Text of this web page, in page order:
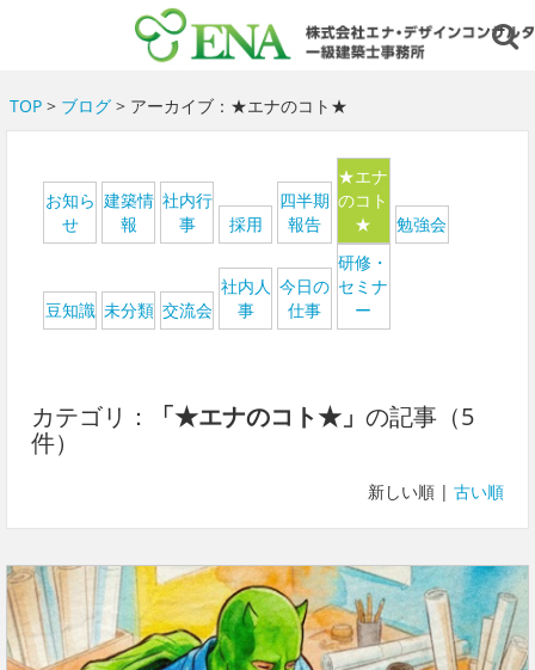
TOP> ブログ> アーカイブ：★エナのコト★
お知ら
せ
建築情
報
社内行
事
採用
四半期
報告
★エナ
のコト
★
勉強会
豆知識 未分類 交流会
社内人
事
今日の
仕事
研修・
セミナ
ー
カテゴリ： 「★エナのコト★」 の記事（5
件）
新しい順 | 古い順